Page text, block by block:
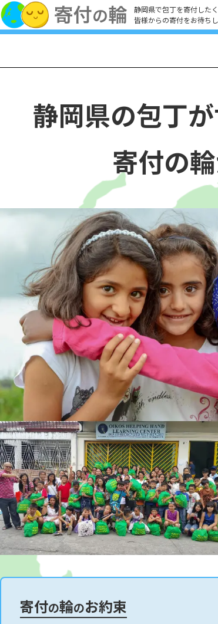
静岡県で包丁を寄付した
皆様からの寄付をお待ちし
静岡県の包丁が
寄付の
寄付の輪のお約束